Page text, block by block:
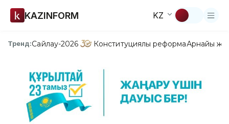
KAZINFORM KZ
Тренд:Сайлау-2026 Конституциялық реформаАрнайы